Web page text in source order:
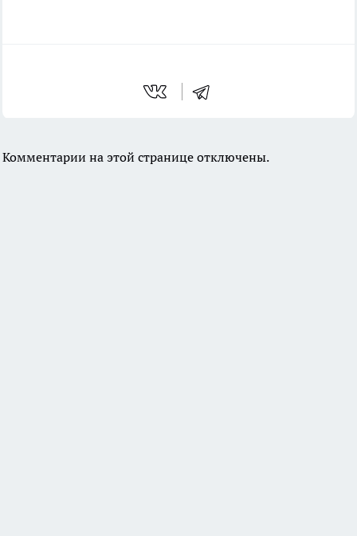
Комментарии на этой странице отключены.